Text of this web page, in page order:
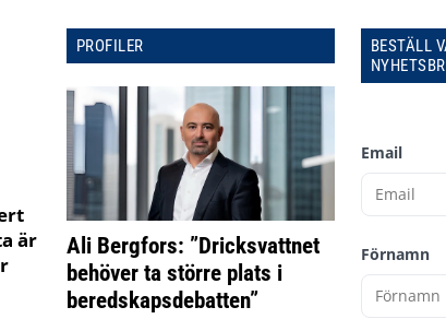
är
PROFILER
Ali Bergfors: ”Dricksvattnet
behöver ta större plats i
beredskapsdebatten”
BESTÄLL
Email
Förnamn